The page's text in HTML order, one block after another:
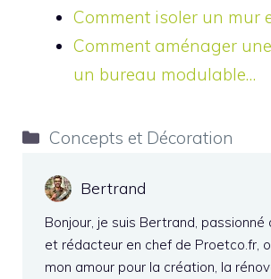
Comment isoler un mur
Comment aménager
un bureau modulable…
Catégories
Concepts et Décoration
Bertrand
Bonjour, je suis Bertrand, passionné
et rédacteur en chef de Proetco.fr,
mon amour pour la création, la